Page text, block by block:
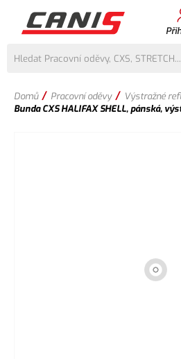
Domů / Pracovní oděvy / Výstražné
Bunda CXS HALIFAX SHELL, pánská,